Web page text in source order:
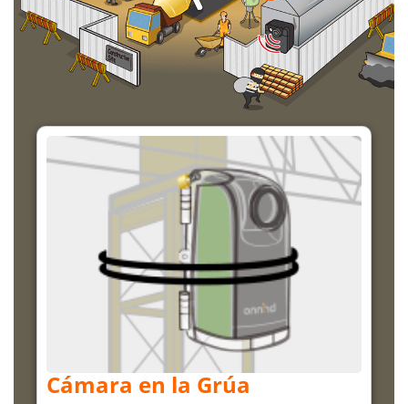
Cámara en la Grúa